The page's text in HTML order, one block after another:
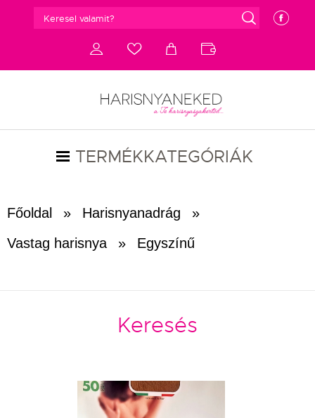
e g
d c a b
TERMÉKKATEGÓRIÁK
Főoldal » Harisnyanadrág
»
Vastag harisnya
» Egyszínű
Keresés